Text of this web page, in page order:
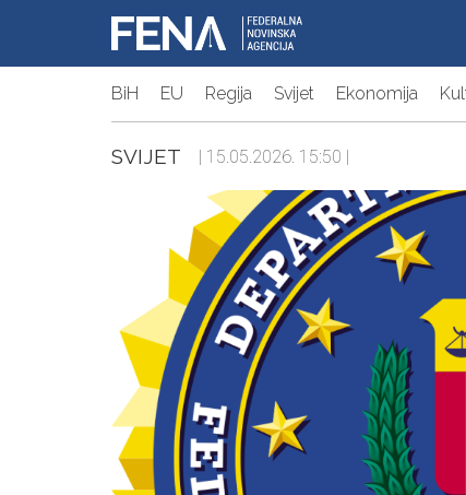
BiH EU Regija Svijet Ekonomija
SVIJET | 15.05.2026. 15:50 |